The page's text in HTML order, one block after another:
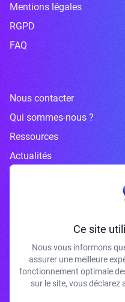
Mentions légales
RGPD
FAQ
Nous contacter
Qui sommes-nous ?
Ressources
Actualités
Inscrivez-
J'accepte de recevoir vos e-
votre politique de
Ce site
Nous vous informons
assurer une meilleure
fonctionnement optimale
sur le site, vous déclarez